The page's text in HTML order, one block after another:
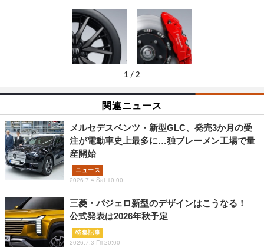
1 / 2
関連ニュース
メルセデスベンツ・新型GLC、発売3か月の受
注が電動車史上最多に…独ブレーメン工場で量
産開始
ニュース
2026.7.4 Sat 10:00
三菱・パジェロ新型のデザインはこうなる！
公式発表は2026年秋予定
特集記事
2026.7.3 Fri 20:00